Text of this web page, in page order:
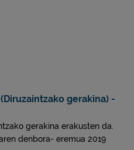
gerakina) -
gerakina erakusten da.
denbora- eremua 2019